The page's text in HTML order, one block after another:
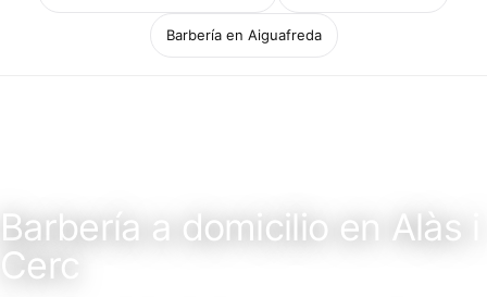
Barbería en Aiguafreda
Barbería a domicilio en Alàs i
Cerc